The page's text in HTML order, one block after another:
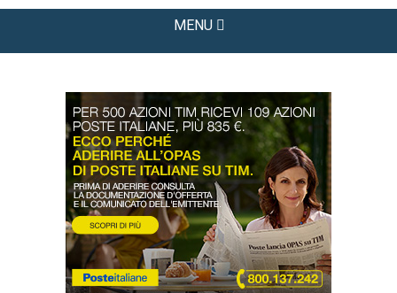
MENU
DAL TERRITORIO
OROSCOPO
LA PIAZZA
ANIMALI
OCCHIO ALLA TRUFFA
NECROLOGI